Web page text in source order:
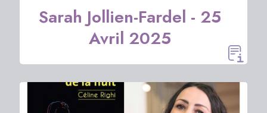
Sarah Jollien-Fardel - 25
Avril 2025